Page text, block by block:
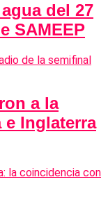
del 27
SAMEEP
a la
e Inglaterra